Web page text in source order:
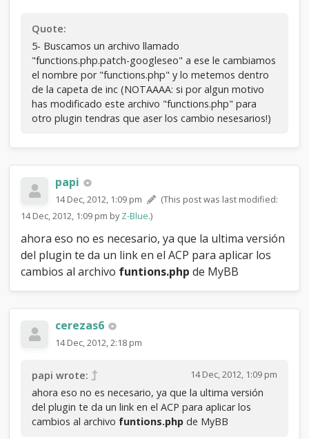
v
o
a
a
o
d
i
r
.
Quote:
5- Buscamos un archivo llamado
"functions.php.patch-googleseo" a ese le cambiamos
el nombre por "functions.php" y lo metemos dentro
de la capeta de inc (NOTAAAA: si por algun motivo
has modificado este archivo "functions.php" para
otro plugin tendras que aser los cambio nesesarios!)
papi
14 Dec, 2012, 1:09 pm
(This post was last modified:
14 Dec, 2012, 1:09 pm byZ-Blue.)
ahora eso no es necesario, ya que la ultima versión
del plugin te da un link en el ACP para aplicar los
cambios al archivo funtions.phpde MyBB
cerezas6
14 Dec, 2012, 2:18 pm
14 Dec, 2012, 1:09 pm
papi wrote:
ahora eso no es necesario, ya que la ultima versión
del plugin te da un link en el ACP para aplicar los
cambios al archivo funtions.phpde MyBB